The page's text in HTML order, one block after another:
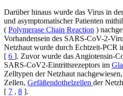
Darüber hinaus wurde das Virus in
und asymptomatischer Patienten
( Polymerase Chain Reaction )
Vorhandensein des SARS-CoV-2-
Netzhaut wurde durch Echtzeit-PCR
[ 6 ]. Zuvor wurde das Angiotensin-
SARS-CoV2-Eintrittsrezeptors im
Zelltypen der Netzhaut
Zellen, Gefäßendothelzellen der
[ 7 , 8 ].